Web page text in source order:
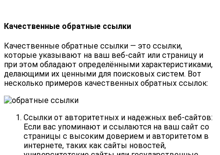
Качественные обратные ссылки
Качественные обратные ссылки — это ссылки,
которые указывают на ваш веб-сайт или страницу и
при этом обладают определёнными характеристиками,
делающими их ценными для поисковых систем. Вот
несколько примеров качественных обратных ссылок:
Ссылки от авторитетных и надежных веб-сайтов:
Если вас упоминают и ссылаются на ваш сайт со
страницы с высоким доверием и авторитетом в
интернете, таких как сайты новостей,